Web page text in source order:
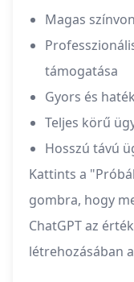
Magas
támogatása
Gyors és
Teljes körű
Hosszú távú
Kattints a
gombra, hogy
ChatGPT az
létrehozásában